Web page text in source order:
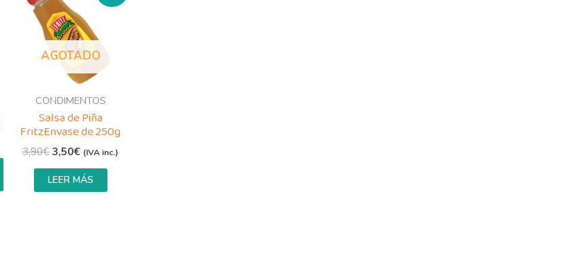
AGOTADO
CONDIMENTOS
Salsa de Piña
FritzEnvase de 250g
3,90€
original
era:
3,90€.
3,50€
actual
es:
3,50€.
(IVA inc.)
LEER MÁS